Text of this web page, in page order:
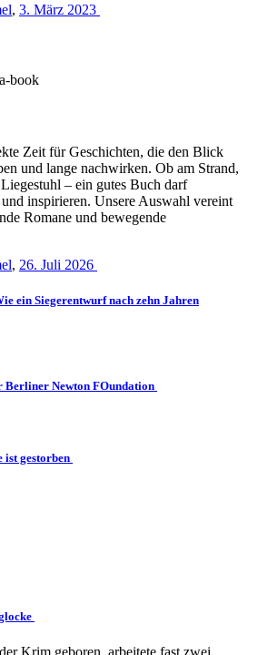
, 3. März 2023
Zeit für Geschichten, die den Blick
und lange nachwirken. Ob am Strand,
– ein gutes Buch darf
inspirieren. Unsere Auswahl vereint
Romane und bewegende
, 26. Juli 2026
ein Siegerentwurf nach zehn Jahren
Berliner Newton FOundation
ist gestorben